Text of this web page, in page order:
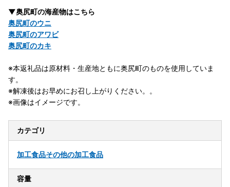
▼奥尻町の海産物はこちら
奥尻町のウニ
奥尻町のアワビ
奥尻町のカキ
※本返礼品は原材料・生産地ともに奥尻町のものを使用していま
す。
※解凍後はお早めにお召し上がりください。。
※画像はイメージです。
カテゴリ
加工食品その他の加工食品
容量